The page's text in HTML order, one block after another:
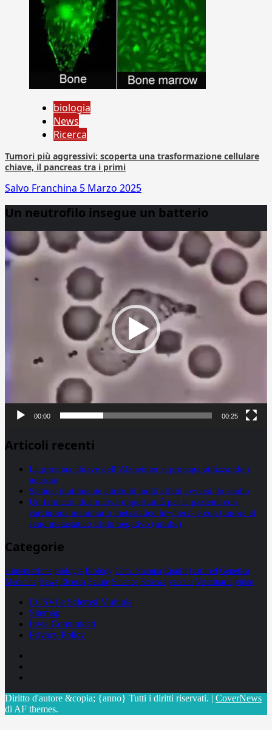
biologia
News
Ricerca
Tumori più aggressivi: scoperta una trasformazione cellulare
chiave, il pancreas tra i primi
Salvo Franchina 5 Marzo 2025
Un neutrofilo insegue un batterio
Player
00:00 00:25
Articoli recenti
La proteina chiave dell’Alzheimer si propaga utilizzando i
neuroni
Statine: inutilmente attribuiti molti effetti avversi, lo studio
Un farmaco, due nuove opportunità per le pazienti con
carcinoma mammario metastatico hr+/her2- e con tumore al
seno metastatico triplo negativo (mtnbc)
Categorie
alimentazione biologia Biology Com. Stampa Epatiti featured Genetica
Medicina News Ricerca Salute Science Scienza vaccini Veterinaria video
CCSVI e Sclerosi Multipla
Sitemap
Invia Comunicati
Privacy Policy
Diritto d'autore &copia; {anno} Tutti i diritti riservati. | CoverNews
di AF themes.